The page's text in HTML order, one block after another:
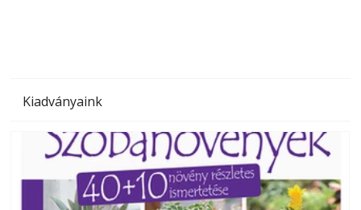
Kiadványaink